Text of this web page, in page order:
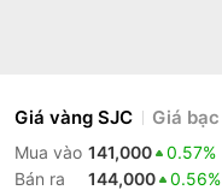
Giá vàng SJC Giá bạc
Mua vào 141,000
0.57%
Bán ra
144,000 0.56%